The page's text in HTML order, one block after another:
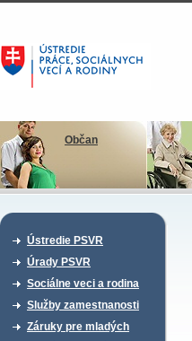
Občan
Ústredie PSVR
Úrady PSVR
Sociálne veci a rodina
Služby zamestnanosti
Záruky pre mladých